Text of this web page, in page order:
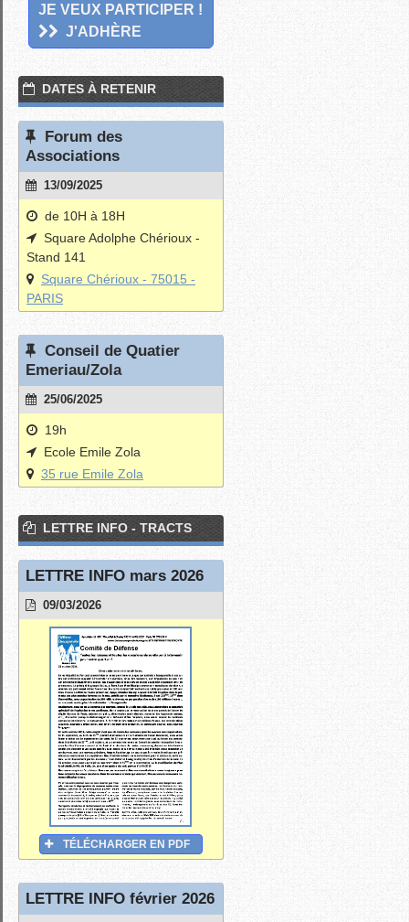
JE VEUX PARTICIPER !
J'ADHÈRE
DATES À RETENIR
Forum des
Associations
13/09/2025
de 10H à 18H
Square Adolphe Chérioux -
Stand 141
Square Chérioux - 75015 -
PARIS
Conseil de Quatier
Emeriau/Zola
25/06/2025
19h
Ecole Emile Zola
35 rue Emile Zola
LETTRE INFO - TRACTS
LETTRE INFO mars 2026
09/03/2026
TÉLÉCHARGER EN PDF
LETTRE INFO février 2026